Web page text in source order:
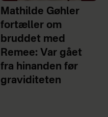
Mathilde Gøhler
fortæller om
bruddet med
Remee: Var gået
fra hinanden før
graviditeten